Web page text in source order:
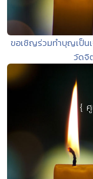
ขอเชิญร่วมทำบุญเป็น
วัดจิ